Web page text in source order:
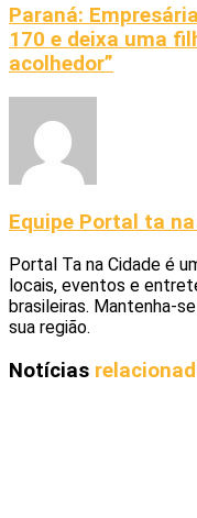
Paraná:
170 e deixa uma
acolhedor”
Equipe Portal ta
Portal Ta na Cidade é
locais, eventos e
brasileiras. Mantenha-
sua região.
Notícias